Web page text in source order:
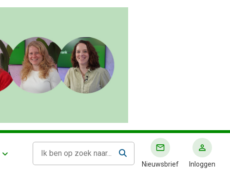
Nieuwsbrief Inloggen